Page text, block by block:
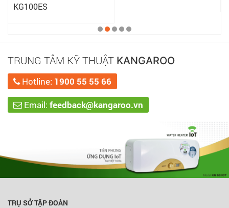
KG100ES
TRUNG TÂM KỸ THUẬT KANGAROO
Hotline: 1900 55 55 66
Email: feedback@kangaroo.vn
TRỤ SỞ TẬP ĐOÀN